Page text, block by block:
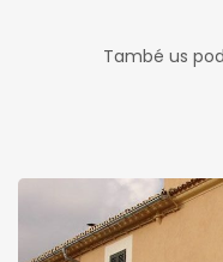
També us